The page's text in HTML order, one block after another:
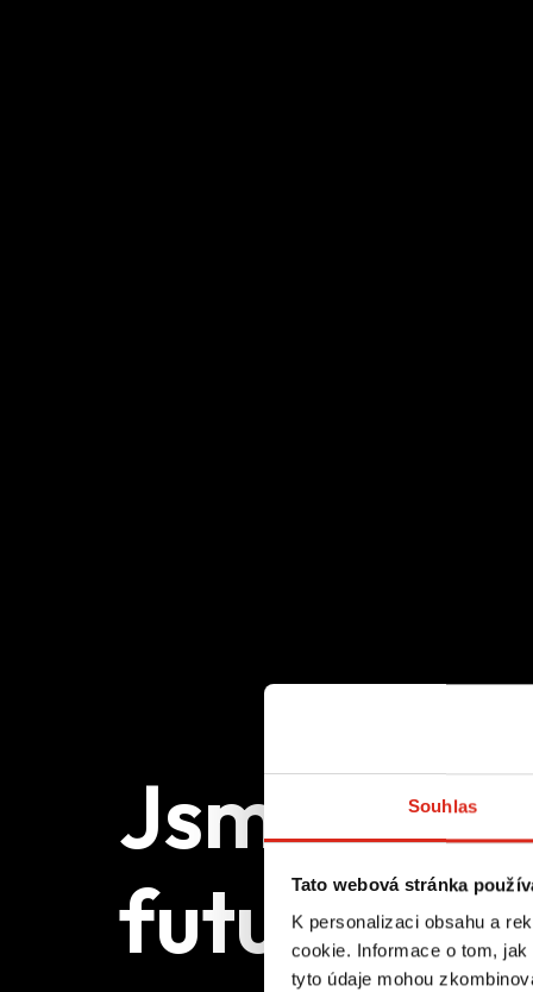
Souhlas
Tato webová stránka
K personalizaci obsahu a
cookie. Informace o tom,
tyto údaje mohou
Jsme
future-